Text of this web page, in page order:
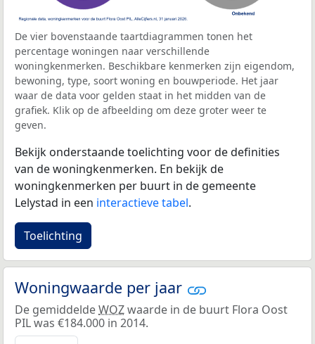
De vier bovenstaande taartdiagrammen tonen het
percentage woningen naar verschillende
woningkenmerken. Beschikbare kenmerken zijn eigendom,
bewoning, type, soort woning en bouwperiode. Het jaar
waar de data voor gelden staat in het midden van de
grafiek. Klik op de afbeelding om deze groter weer te
geven.
Bekijk onderstaande toelichting voor de definities
van de woningkenmerken. En bekijk de
woningkenmerken per buurt in de gemeente
Lelystad in een interactieve tabel.
Toelichting
Woningwaarde per jaar
De gemiddeldeWOZwaarde in de buurt Flora Oost
PIL was €184.000 in 2014.